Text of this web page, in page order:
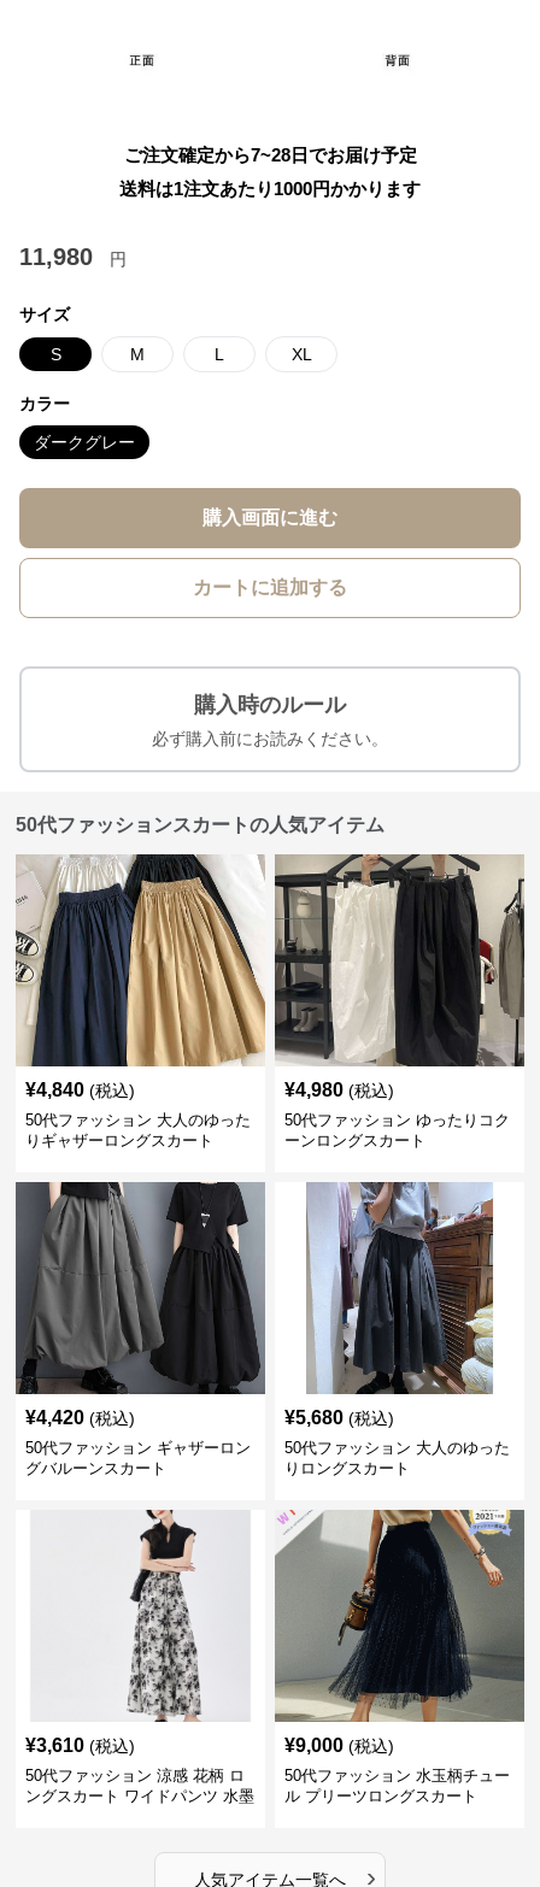
ご注文確定から7~28日でお届け予定
送料は1注文あたり 1000円かかります
11,980 円
サイズ
S M L XL
カラー
ダークグレー
購入画面に進む
カートに追加する
購入時のルール
必ず購入前にお読みください。
50代ファッションスカートの人気アイテム
¥4,840 (税込)
50代ファッション 大人のゆった
りギャザーロングスカート
¥4,980 (税込)
50代ファッション ゆったりコク
ーンロングスカート
¥4,420 (税込)
50代ファッション ギャザーロン
グバルーンスカート
¥5,680 (税込)
50代ファッション 大人のゆった
りロングスカート
¥3,610 (税込)
50代ファッション 涼感 花柄 ロ
ングスカート ワイドパンツ 水墨
¥9,000 (税込)
50代ファッション 水玉柄チュー
ル プリーツロングスカート
人気アイテム一覧へ ›